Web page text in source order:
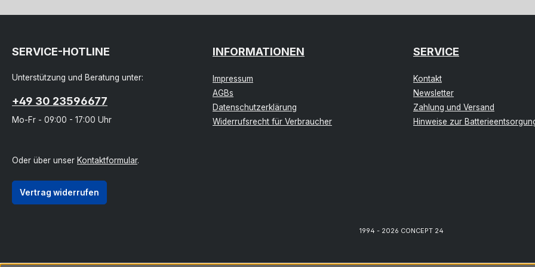
SERVICE-HOTLINE
Unterstützung und Beratung unter:
+49 30 23596677
Mo-Fr - 09:00 - 17:00 Uhr
Oder über unser Kontaktformular.
Vertrag widerrufen
INFORMATIONEN
Impressum
AGBs
Datenschutzerklärung
Widerrufsrecht für Verbraucher
SERVICE
Kontakt
Newsletter
Zahlung und Versand
Hinweise zur
1994 - 2026 CONCEPT 24